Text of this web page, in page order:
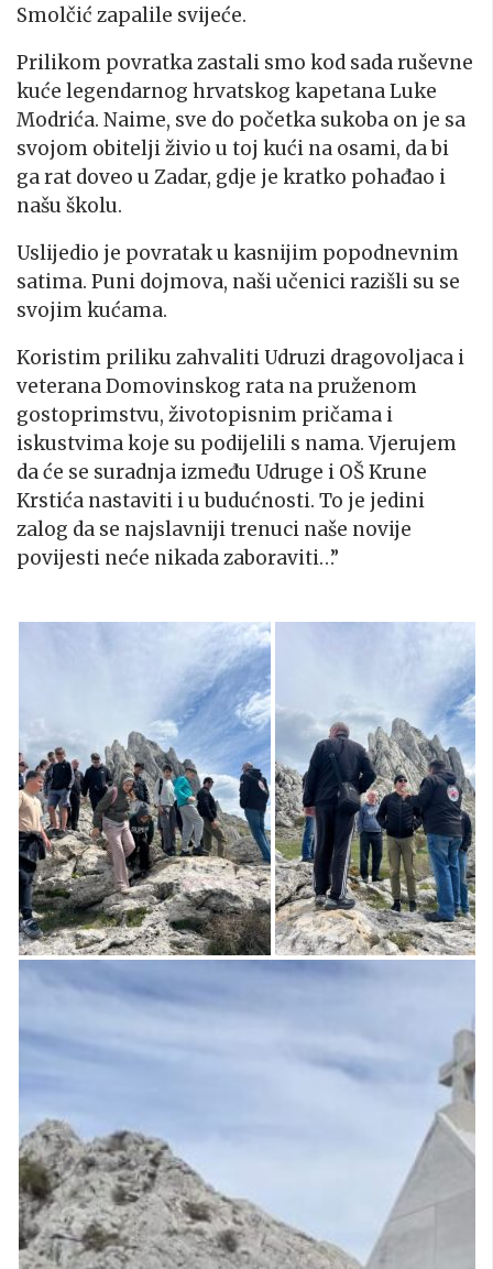
Smolčić zapalile svijeće.
Prilikom povratka zastali smo kod sada ruševne
kuće legendarnog hrvatskog kapetana Luke
Modrića. Naime, sve do početka sukoba on je sa
svojom obitelji živio u toj kući na osami, da bi
ga rat doveo u Zadar, gdje je kratko pohađao i
našu školu.
Uslijedio je povratak u kasnijim popodnevnim
satima. Puni dojmova, naši učenici razišli su se
svojim kućama.
Koristim priliku zahvaliti Udruzi dragovoljaca i
veterana Domovinskog rata na pruženom
gostoprimstvu, životopisnim pričama i
iskustvima koje su podijelili s nama. Vjerujem
da će se suradnja između Udruge i OŠ Krune
Krstića nastaviti i u budućnosti. To je jedini
zalog da se najslavniji trenuci naše novije
povijesti neće nikada zaboraviti…”